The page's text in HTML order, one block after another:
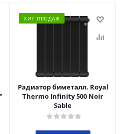
ХИТ ПРОДАЖ
Радиатор биметалл. Royal
Thermo Infinity 500 Noir
Sable